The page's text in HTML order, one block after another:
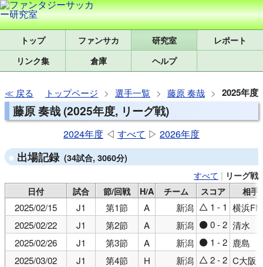
トップ 研究室
レポート
リンク集
倉庫 ヘルプ
戻る トップページ 選手一覧 藤原 奏哉 2025年度
藤原 奏哉 (2025年度, リーグ戦)
2024年度 ◁ すべて ▷ 2026年度
出場記録 (34試合, 3060分)
すべて | リーグ戦
日付
試合 節/回戦 H/A チーム スコア 相手
2025/02/15 J1 第1節 A 新潟 △ 1 - 1 横浜FM
2025/02/22
J1 第2節 A 新潟 ● 0 - 2 清水
2025/02/26
J1 第3節 A 新潟 ● 1 - 2 鹿島
2025/03/02
J1 第4節 H 新潟 △ 2 - 2 C大阪